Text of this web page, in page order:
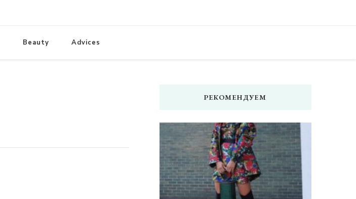
стрижки. Красивые идеи дизайна, креатив, полезные советы и идеи для вдохновения.
Beauty Advices
РЕКОМЕНДУЕМ